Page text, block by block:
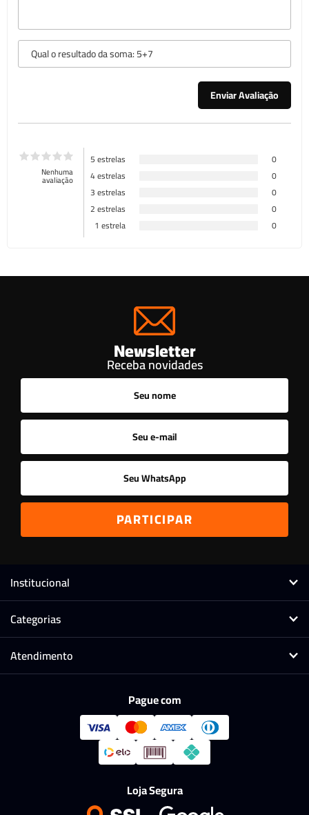
Nenhuma
avaliação
5 estrelas
0
4 estrelas
0
3 estrelas
0
2 estrelas
0
1 estrela
0
Newsletter
Receba novidades
Institucional
Categorias
Atendimento
Pague com
Loja Segura